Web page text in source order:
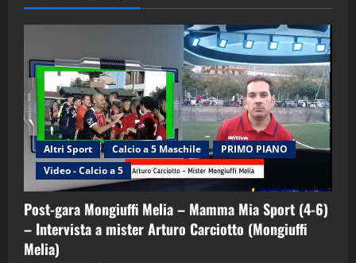
Altri Sport Calcio a 5 Maschile
PRIMO PIANO
Video - Calcio a 5
Post-gara Mongiuffi Melia – Mamma Mia Sport (4-6)
– Intervista a mister Arturo Carciotto (Mongiuffi
Melia)